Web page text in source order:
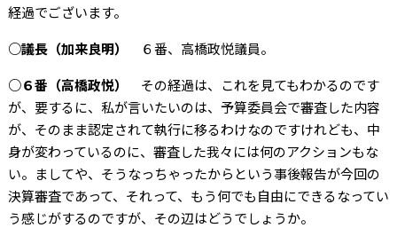
経過でございます。
○議長（加来良明）
６番、高橋政悦議員。
○６番（高橋政悦）
その経過は、これを見てもわかるのです
が、要するに、私が言いたいのは、予算委員会で審査した内容
が、そのまま認定されて執行に移るわけなのですけれども、中
身が変わっているのに、審査した我々には何のアクションもな
い。ましてや、そうなっちゃったからという事後報告が今回の
決算審査であって、それって、もう何でも自由にできるなってい
う感じがするのですが、その辺はどうでしょうか。